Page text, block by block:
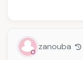
zanouba